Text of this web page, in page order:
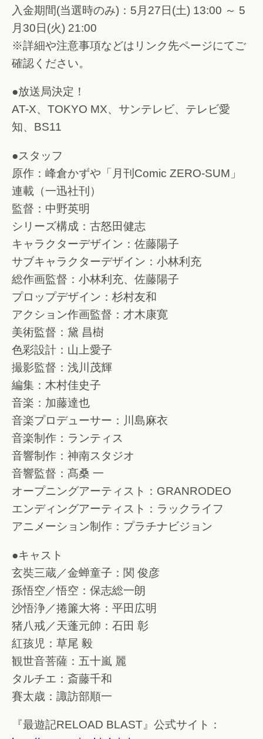
入金期間(当選時のみ)：5月27日(土) 13:00 ～ 5
月30日(火) 21:00
※詳細や注意事項などはリンク先ページにてご
確認ください。
●放送局決定！
AT-X、TOKYO MX、サンテレビ、テレビ愛
知、BS11
●スタッフ
原作：峰倉かずや「月刊Comic ZERO-SUM」
連載（一迅社刊）
監督：中野英明
シリーズ構成：古怒田健志
キャラクターデザイン：佐藤陽子
サブキャラクターデザイン：小林利充
総作画監督：小林利充、佐藤陽子
プロップデザイン：杉村友和
アクション作画監督：才木康寛
美術監督：黛 昌樹
色彩設計：山上愛子
撮影監督：浅川茂輝
編集：木村佳史子
音楽：加藤達也
音楽プロデューサー：川島麻衣
音楽制作：ランティス
音響制作：神南スタジオ
音響監督：髙桑 一
オープニングアーティスト：GRANRODEO
エンディングアーティスト：ラックライフ
アニメーション制作：プラチナビジョン
●キャスト
玄奘三蔵／金蝉童子：関 俊彦
孫悟空／悟空：保志総一朗
沙悟浄／捲簾大将：平田広明
猪八戒／天蓬元帥：石田 彰
紅孩児：草尾 毅
観世音菩薩：五十嵐 麗
タルチエ：斎藤千和
賽太歳：諏訪部順一
『最遊記RELOAD BLAST』公式サイト：